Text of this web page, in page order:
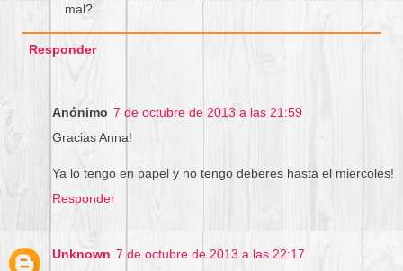
mal?
Responder
Anónimo 7 de octubre de 2013 a las 21:59
Gracias Anna!
Ya lo tengo en papel y no tengo deberes hasta el miercoles!
Responder
Unknown 7 de octubre de 2013 a las 22:17